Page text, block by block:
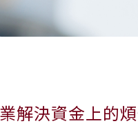
解決資金上的